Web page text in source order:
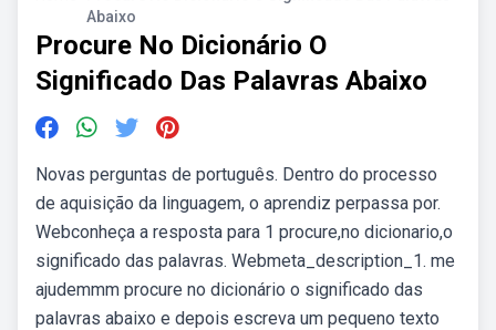
Abaixo
Procure No Dicionário O
Significado Das Palavras Abaixo
Novas perguntas de português. Dentro do processo
de aquisição da linguagem, o aprendiz perpassa por.
Webconheça a resposta para 1 procure,no dicionario,o
significado das palavras. Webmeta_description_1. me
ajudemmm procure no dicionário o significado das
palavras abaixo e depois escreva um pequeno texto